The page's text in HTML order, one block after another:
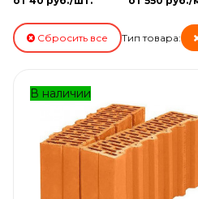
Сбросить все Тип товара:
В наличии